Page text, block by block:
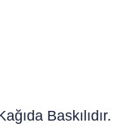
Baskılıdır.